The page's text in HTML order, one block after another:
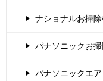
ナショナルお掃
パナソニックお
パナソニックエ